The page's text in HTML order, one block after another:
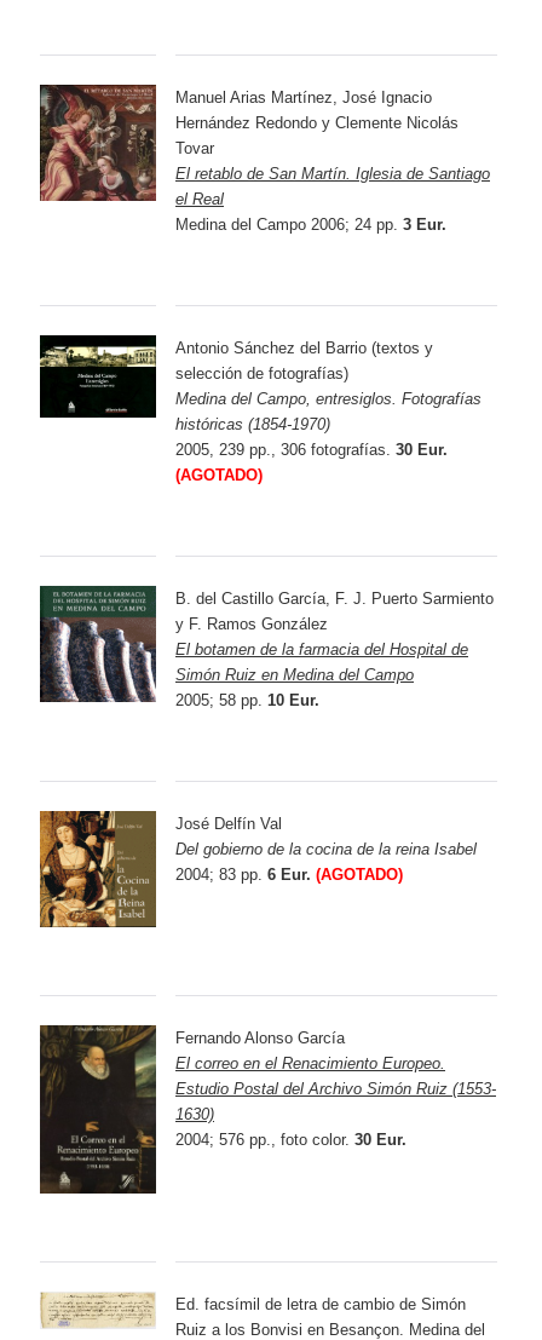
Manuel Arias Martínez, José Ignacio
Hernández Redondo y Clemente Nicolás
Tovar
El retablo de San Martín. Iglesia de Santiago
el Real
Medina del Campo 2006; 24 pp. 3 Eur.
Antonio Sánchez del Barrio (textos y
selección de fotografías)
Medina del Campo, entresiglos. Fotografías
históricas (1854-1970)
2005, 239 pp., 306 fotografías. 30 Eur.
(AGOTADO)
B. del Castillo García, F. J. Puerto Sarmiento
y F. Ramos González
El botamen de la farmacia del Hospital de
Simón Ruiz en Medina del Campo
2005; 58 pp. 10 Eur.
José Delfín Val
Del gobierno de la cocina de la reina Isabel
2004; 83 pp. 6 Eur. (AGOTADO)
Fernando Alonso García
El correo en el Renacimiento Europeo.
Estudio Postal del Archivo Simón Ruiz (1553-
1630)
2004; 576 pp., foto color. 30 Eur.
Ed. facsímil de letra de cambio de Simón
Ruiz a los Bonvisi en Besançon. Medina del